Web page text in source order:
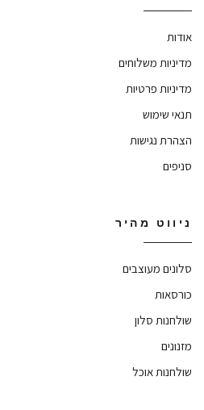
אודות
מדיניות משלוחים
מדיניות פרטיות
תנאי שימוש
הצהרת נגישות
סניפים
ניווט מהיר
סלונים מעוצבים
כורסאות
שולחנות סלון
מזנונים
שולחנות אוכל